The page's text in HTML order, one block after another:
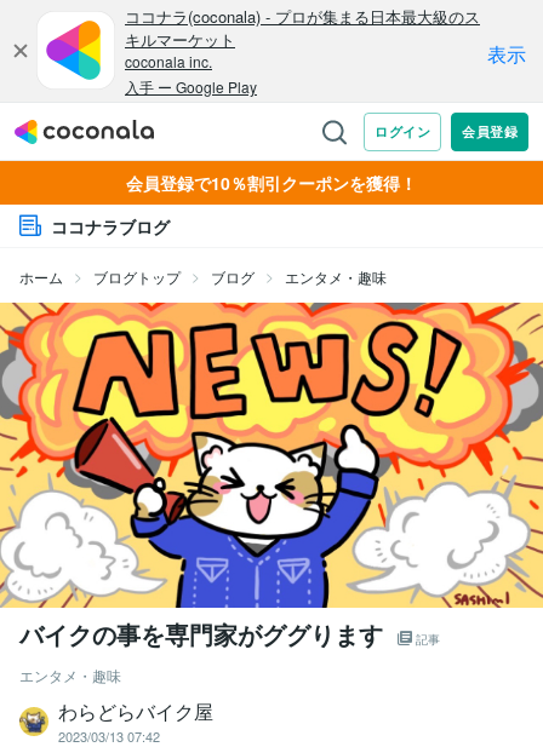
会員登録で10％割引クーポンを獲得！
ココナラブログ
ホーム ブログトップ ブログ エンタメ・趣味
バイクの事を専門家がググります 記事
エンタメ・趣味
わらどらバイク屋
2023/03/13 07:42